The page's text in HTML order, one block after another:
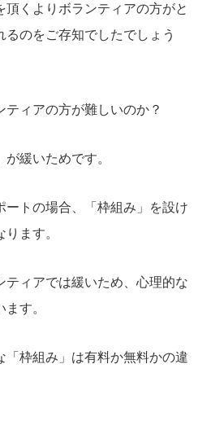
くよりボランティアの方がと
のをご存知でしたでしょう
ィアの方が難しいのか？
緩いためです。
ートの場合、「枠組み」を設け
ます。
ティアでは緩いため、心理的な
す。
「枠組み」は有料か無料かの違